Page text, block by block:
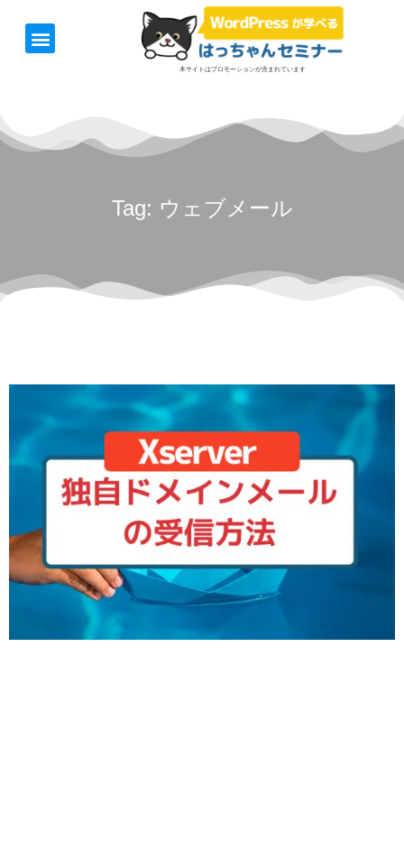
本サイトはプロモーションが含まれています
Tag: ウェブメール